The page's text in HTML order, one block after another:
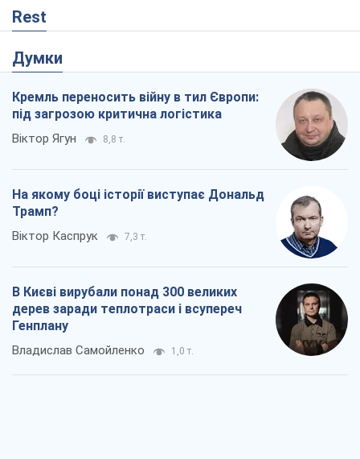
Rest
Думки
Кремль переносить війну в тил Європи:
під загрозою критична логістика
Віктор Ягун 8,8 т.
На якому боці історії виступає Дональд
Трамп?
Віктор Каспрук 7,3 т.
В Києві вирубали понад 300 великих
дерев заради теплотраси і всупереч
Генплану
Владислав Самойленко 1,0 т.